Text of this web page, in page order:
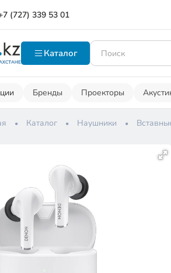
(727) 339 53 01
Каталог
Бренды Проекторы
Каталог Наушники